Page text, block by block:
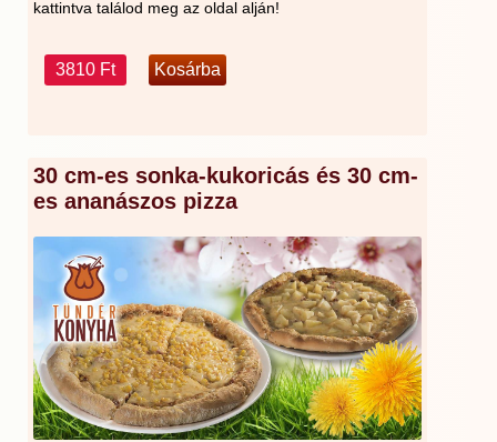
kattintva találod meg az oldal alján!
3810 Ft
30 cm-es sonka-kukoricás és 30 cm-
es ananászos pizza